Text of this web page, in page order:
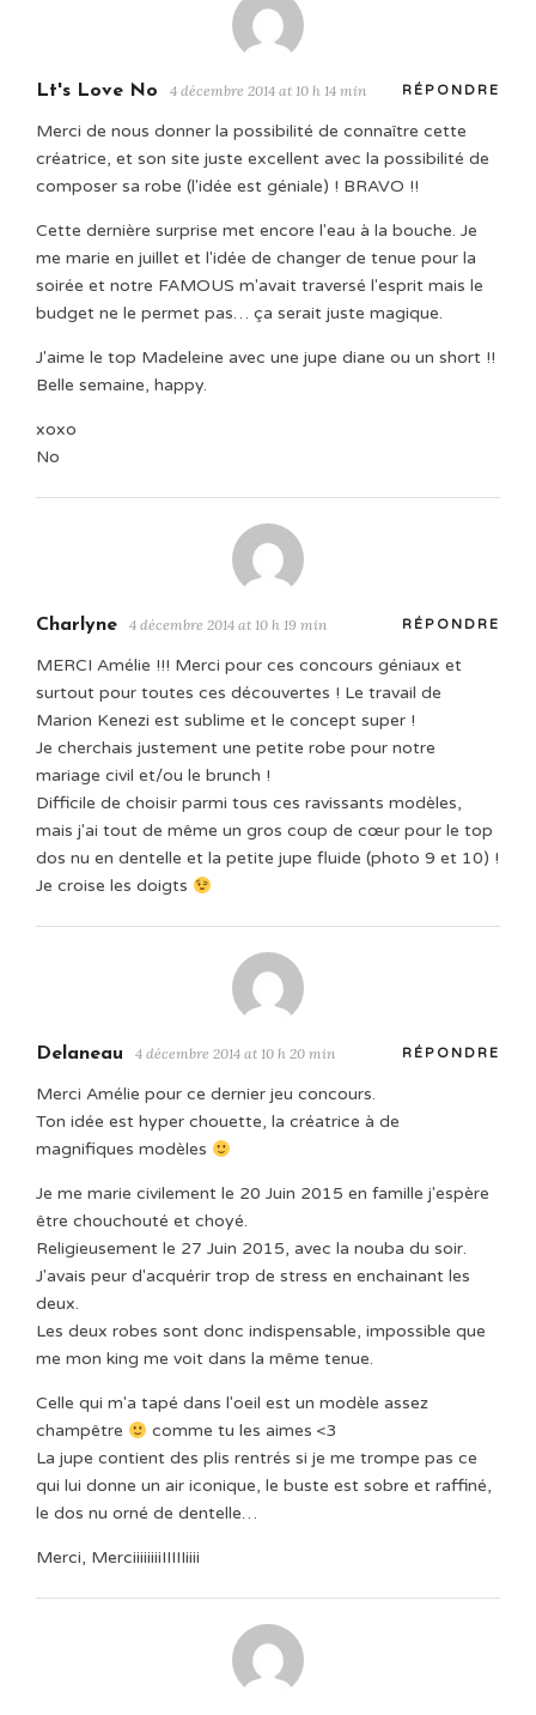
Lt's Love No 4 décembre 2014 at 10 h 14 min RÉPONDRE
Merci de nous donner la possibilité de connaître cette
créatrice, et son site juste excellent avec la possibilité de
composer sa robe (l'idée est géniale) ! BRAVO !!
Cette dernière surprise met encore l'eau à la bouche. Je
me marie en juillet et l'idée de changer de tenue pour la
soirée et notre FAMOUS m'avait traversé l'esprit mais le
budget ne le permet pas… ça serait juste magique.
J'aime le top Madeleine avec une jupe diane ou un short !!
Belle semaine, happy.
xoxo
No
Charlyne 4 décembre 2014 at 10 h 19 min RÉPONDRE
MERCI Amélie !!! Merci pour ces concours géniaux et
surtout pour toutes ces découvertes ! Le travail de
Marion Kenezi est sublime et le concept super !
Je cherchais justement une petite robe pour notre
mariage civil et/ou le brunch !
Difficile de choisir parmi tous ces ravissants modèles,
mais j'ai tout de même un gros coup de cœur pour le top
dos nu en dentelle et la petite jupe fluide (photo 9 et 10) !
Je croise les doigts
Delaneau 4 décembre 2014 at 10 h 20 min RÉPONDRE
Merci Amélie pour ce dernier jeu concours.
Ton idée est hyper chouette, la créatrice à de
magnifiques modèles
Je me marie civilement le 20 Juin 2015 en famille j'espère
être chouchouté et choyé.
Religieusement le 27 Juin 2015, avec la nouba du soir.
J'avais peur d'acquérir trop de stress en enchainant les
deux.
Les deux robes sont donc indispensable, impossible que
me mon king me voit dans la même tenue.
Celle qui m'a tapé dans l'oeil est un modèle assez
champêtre
comme tu les aimes <3
La jupe contient des plis rentrés si je me trompe pas ce
qui lui donne un air iconique, le buste est sobre et raffiné,
le dos nu orné de dentelle…
Merci, MerciiiiiiiiIIIIIiiii